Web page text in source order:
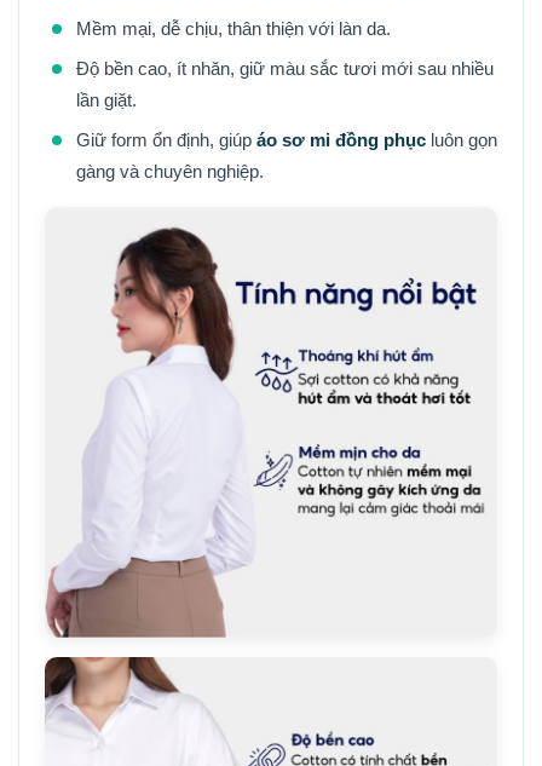
Mềm mại, dễ chịu, thân thiện với làn da.
Độ bền cao, ít nhăn, giữ màu sắc tươi mới sau nhiều
lần giặt.
Giữ form ổn định, giúp áo sơ mi đồng phục luôn gọn
gàng và chuyên nghiệp.